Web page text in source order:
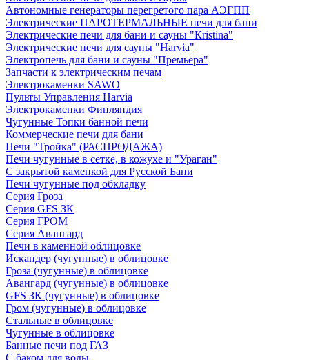
Автономные генераторы перегретого пара АЭГПП
Электрические ПАРОТЕРМАЛЬНЫЕ печи для бани
Электрические печи для бани и сауны "Кristina"
Электрические печи для сауны "Harvia"
Электропечь для бани и сауны "Премьера"
Запчасти к электрическим печам
Электрокаменки SAWO
Пульты Управления Harvia
Электрокаменки Финляндия
Чугунные Топки банной печи
Коммерческие печи для бани
Печи "Тройка" (РАСПРОДАЖА)
Печи чугунные в сетке, в кожухе и "Ураган"
С закрытой каменкой для Русской Бани
Печи чугунные под обкладку
Серия Гроза
Серия GFS ЗК
Серия ГРОМ
Серия Авангард
Печи в каменной облицовке
Искандер (чугунные) в облицовке
Гроза (чугунные) в облицовке
Авангард (чугунные) в облицовке
GFS ЗК (чугунные) в облицовке
Гром (чугунные) в облицовке
Стальные в облицовке
Чугунные в облицовке
Банные печи под ГАЗ
С баком для воды